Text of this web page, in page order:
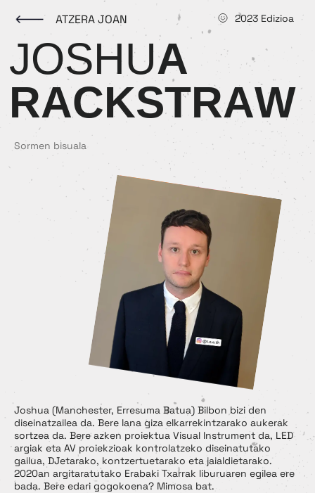
2023 Edizioa
ATZERA JOAN
JOSHUA
RACKSTRAW
Sormen bisuala
Joshua (Manchester, Erresuma Batua) Bilbon bizi den
diseinatzailea da. Bere lana giza elkarrekintzarako aukerak
sortzea da. Bere azken proiektua Visual Instrument da, LED
argiak eta AV proiekzioak kontrolatzeko diseinatutako
gailua, DJetarako, kontzertuetarako eta jaialdietarako.
2020an argitaratutako Erabaki Txarrak liburuaren egilea ere
bada. Bere edari gogokoena? Mimosa bat.